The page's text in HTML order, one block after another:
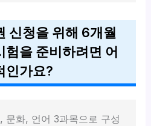
신청을 위해 6개월
험을 준비하려면 어
인가요?
문화, 언어 3과목으로 구성